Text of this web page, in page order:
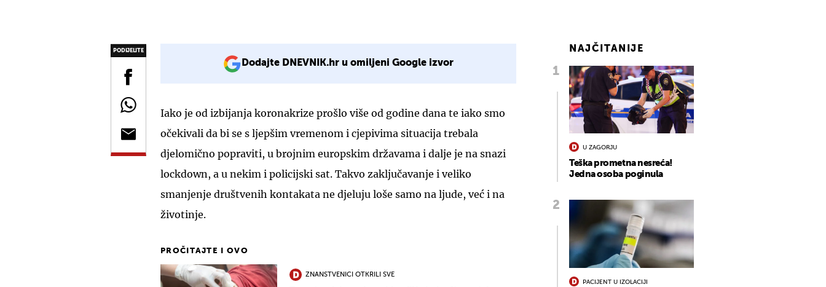
PODIJELITE
Dodajte DNEVNIK.hr u omiljeni Google izvor
Iako je od izbijanja koronakrize prošlo više od godine dana te iako smo
očekivali da bi se s ljepšim vremenom i cjepivima situacija trebala
djelomično popraviti, u brojnim europskim državama i dalje je na snazi
lockdown, a u nekim i policijski sat. Takvo zaključavanje i veliko
smanjenje društvenih kontakata ne djeluju loše samo na ljude, već i na
životinje.
PROČITAJTE I OVO
ZNANSTVENICI OTKRILI SVE
NAJČITANIJE
U ZAGORJU
Teška prometna nesreća!
Jedna osoba poginula
PACIJENT U IZOLACIJI